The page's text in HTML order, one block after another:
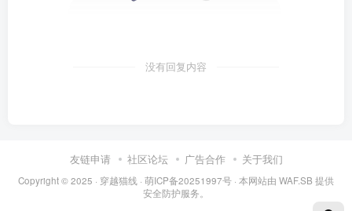
没有回复内容
友链申请 社区论坛 广告合作 关于我们
Copyright © 2025 · 穿越猫线 · 萌ICP备20251997号 · 本网站由 WAF.SB 提供
安全防护服务。